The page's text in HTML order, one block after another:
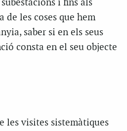
i fins als
de les coses que hem
saber si en els seus
consta en el seu objecte
les visites sistemàtiques